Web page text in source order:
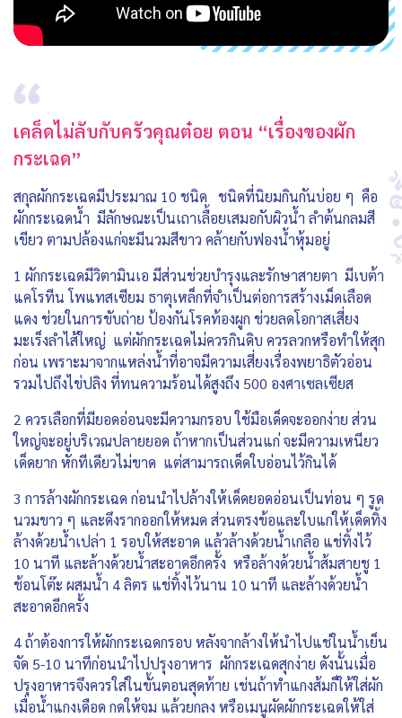
เคล็ดไม่ลับกับครัวคุณต๋อย ตอน “เรื่องของผัก
กระเฉด”
สกุลผักกระเฉดมีประมาณ 10 ชนิด ชนิดที่นิยมกินกันบ่อย ๆ คือ
ผักกระเฉดน้ำ มีลักษณะเป็นเถาเลื้อยเสมอกับผิวน้ำ ลำต้นกลมสี
เขียว ตามปล้องแก่จะมีนวมสีขาว คล้ายกับฟองน้ำหุ้มอยู่
1 ผักกระเฉดมีวิตามินเอ มีส่วนช่วยบำรุงและรักษาสายตา มีเบต้า
แคโรทีน โพแทสเซียม ธาตุเหล็กที่จำเป็นต่อการสร้างเม็ดเลือด
แดง ช่วยในการขับถ่าย ป้องกันโรคท้องผูก ช่วยลดโอกาสเสี่ยง
มะเร็งลำไส้ใหญ่ แต่ผักกระเฉดไม่ควรกินดิบ ควรลวกหรือทำให้สุก
ก่อน เพราะมาจากแหล่งน้ำที่อาจมีความเสี่ยงเรื่องพยาธิตัวอ่อน
รวมไปถึงไข่ปลิง ที่ทนความร้อนได้สูงถึง 500 องศาเซลเซียส
2 ควรเลือกที่มียอดอ่อนจะมีความกรอบ ใช้มือเด็ดจะออกง่าย ส่วน
ใหญ่จะอยู่บริเวณปลายยอด ถ้าหากเป็นส่วนแก่ จะมีความเหนียว
เด็ดยาก หักทีเดียวไม่ขาด แต่สามารถเด็ดใบอ่อนไว้กินได้
3 การล้างผักกระเฉด ก่อนนำไปล้างให้เด็ดยอดอ่อนเป็นท่อน ๆ รูด
นวมขาว ๆ และดึงรากออกให้หมด ส่วนตรงข้อและใบแก่ให้เด็ดทิ้ง
ล้างด้วยน้ำเปล่า 1 รอบให้สะอาด แล้วล้างด้วยน้ำเกลือ แช่ทิ้งไว้
10 นาที และล้างด้วยน้ำสะอาดอีกครั้ง หรือล้างด้วยน้ำส้มสายชู 1
ช้อนโต๊ะ ผสมน้ำ 4 ลิตร แช่ทิ้งไว้นาน 10 นาที และล้างด้วยน้ำ
สะอาดอีกครั้ง
4 ถ้าต้องการให้ผักกระเฉดกรอบ หลังจากล้างให้นำไปแช่ในน้ำเย็น
จัด 5-10 นาทีก่อนนำไปปรุงอาหาร ผักกระเฉดสุกง่าย ดังนั้นเมื่อ
ปรุงอาหารจึงควรใส่ในขั้นตอนสุดท้าย เช่นถ้าทำแกงส้มก็ให้ใส่ผัก
เมื่อน้ำแกงเดือด กดให้จม แล้วยกลง หรือเมนูผัดผักกระเฉดให้ใส่